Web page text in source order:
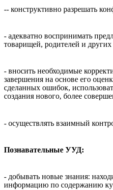
-- конструктивно разрешать
- адекватно воспринимать
товарищей, родителей и
- вносить необходимые
завершения на основе его
сделанных ошибок,
создания нового, более
- осуществлять взаимный
Познавательные УУД:
- добывать новые знания:
информацию по содержанию